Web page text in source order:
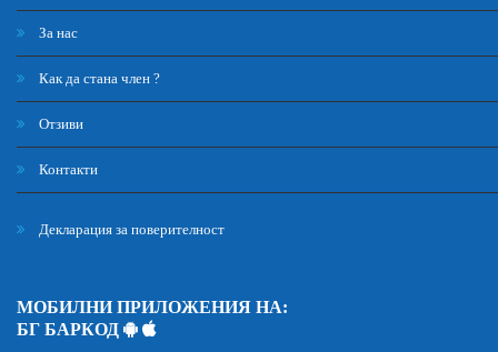
За нас
Как да стана член ?
Отзиви
Контакти
Декларация за поверителност
МОБИЛНИ ПРИЛОЖЕНИЯ НА:
БГ БАРКОД